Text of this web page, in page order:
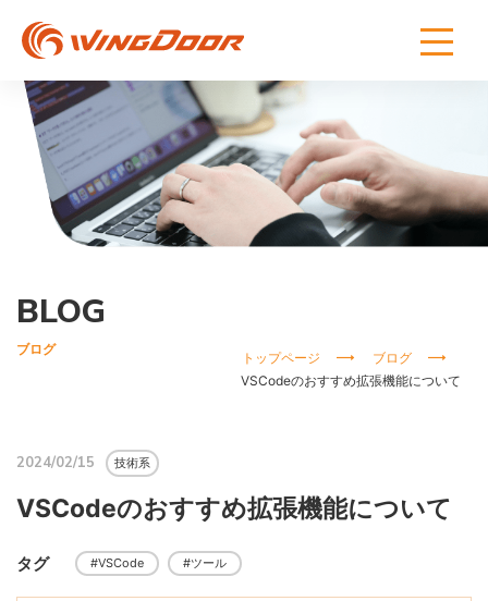
BLOG
ブログ トップページ
ブログ
VSCodeのおすすめ拡張機能について
2024/02/15 技術系
VSCodeのおすすめ拡張機能について
タグ #VSCode #ツール